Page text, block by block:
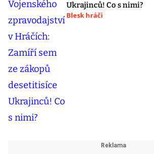
Ukrajinců! Co s nimi?
Blesk hráči